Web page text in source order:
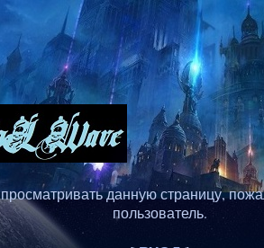
данную страницу,
пользователь.